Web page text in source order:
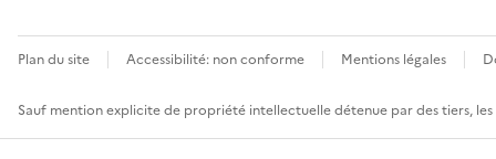
Plan du site Accessibilité: non conforme Mentions légales
Sauf mention explicite de propriété intellectuelle détenue par des tiers,